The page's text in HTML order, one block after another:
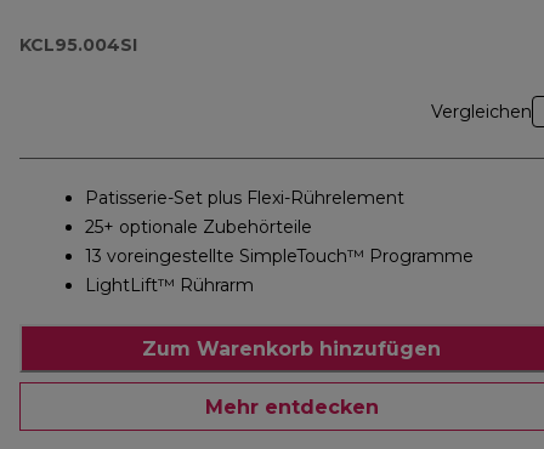
KCL95.004SI
Vergleichen
Patisserie-Set plus Flexi-Rührelement
25+ optionale Zubehörteile
13 voreingestellte SimpleTouch™ Programme
LightLift™ Rührarm
Zum Warenkorb hinzufügen
Mehr entdecken